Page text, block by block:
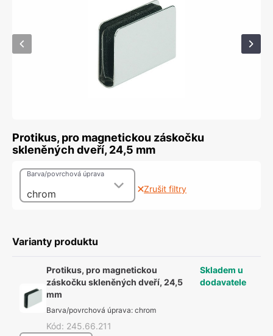
Protikus, pro magnetickou záskočku
skleněných dveří, 24,5 mm
chrom
Barva/povrchová úprava
Zrušit filtry
Varianty produktu
Protikus, pro magnetickou
záskočku skleněných dveří, 24,5
mm
Barva/povrchová úprava: chrom
Kód: 245.66.211
Skladem u
dodavatele